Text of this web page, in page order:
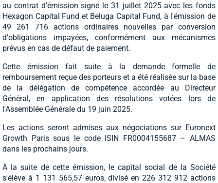
au contrat d'émission signé le 31 juillet 2025 avec les fonds
Hexagon Capital Fund et Beluga Capital Fund, à l'émission de
49 261 716 actions ordinaires nouvelles par conversion
d'obligations impayées, conformément aux mécanismes
prévus en cas de défaut de paiement.
Cette émission fait suite à la demande formelle de
remboursement reçue des porteurs et a été réalisée sur la base
de la délégation de compétence accordée au Directeur
Général, en application des résolutions votées lors de
l'Assemblée Générale du 19 juin 2025.
Les actions seront admises aux négociations sur Euronext
Growth Paris sous le code ISIN FR0004155687 – ALMAS
dans les prochains jours.
À la suite de cette émission, le capital social de la Société
s'élève à 1 131 565,57 euros, divisé en 226 312 912 actions